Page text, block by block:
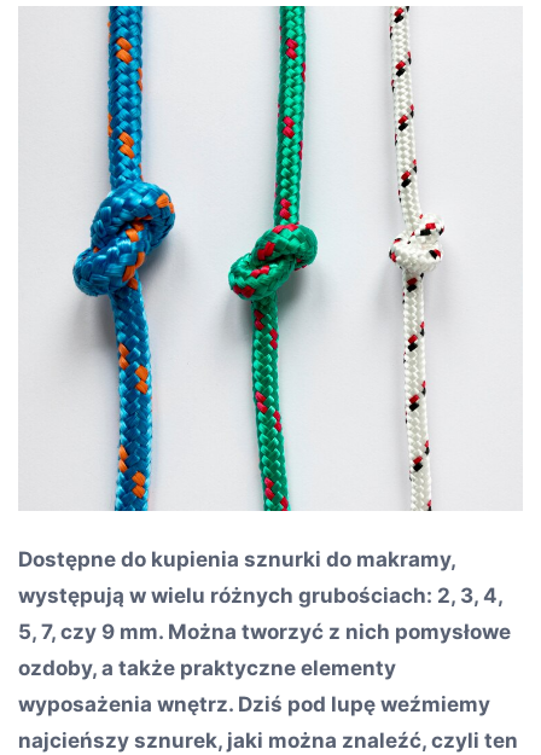
Dostępne do kupienia sznurki do makramy,
występują w wielu różnych grubościach: 2, 3, 4,
5, 7, czy 9 mm. Można tworzyć z nich pomysłowe
ozdoby, a także praktyczne elementy
wyposażenia wnętrz. Dziś pod lupę weźmiemy
najcieńszy sznurek, jaki można znaleźć, czyli ten